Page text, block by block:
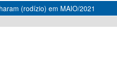
(rodízio) em MAIO/2021